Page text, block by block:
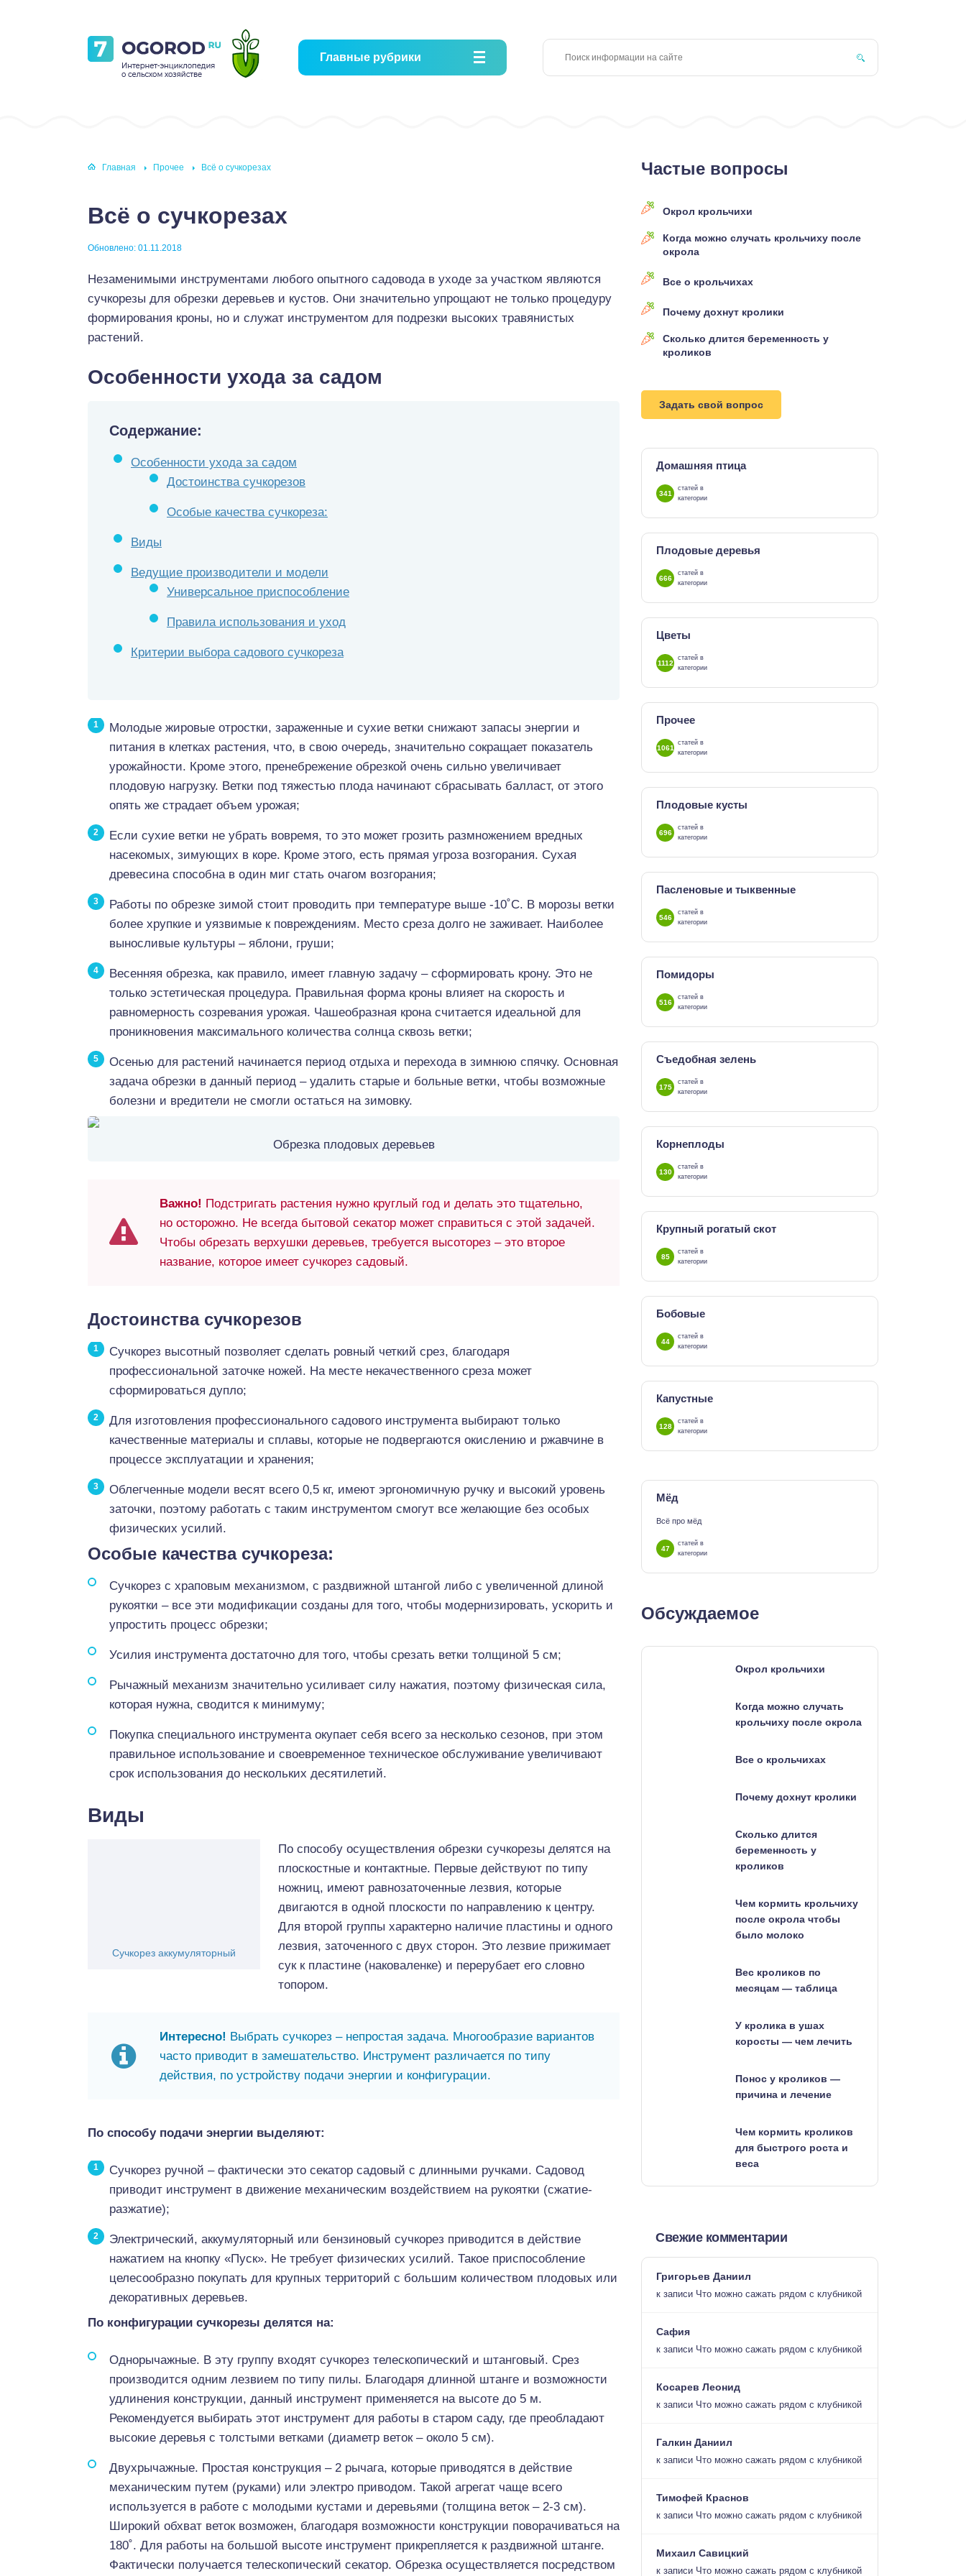
Главные рубрики
Главная Прочее Всё о сучкорезах
Всё о сучкорезах
Обновлено: 01.11.2018
Незаменимыми инструментами любого опытного садовода в уходе за участком являются
сучкорезы для обрезки деревьев и кустов. Они значительно упрощают не только процедуру
формирования кроны, но и служат инструментом для подрезки высоких травянистых
растений.
Особенности ухода за садом
Содержание:
Особенности ухода за садом
Достоинства сучкорезов
Особые качества сучкореза:
Виды
Ведущие производители и модели
Универсальное приспособление
Правила использования и уход
Критерии выбора садового сучкореза
Молодые жировые отростки, зараженные и сухие ветки снижают запасы энергии и
питания в клетках растения, что, в свою очередь, значительно сокращает показатель
урожайности. Кроме этого, пренебрежение обрезкой очень сильно увеличивает
плодовую нагрузку. Ветки под тяжестью плода начинают сбрасывать балласт, от этого
опять же страдает объем урожая;
Если сухие ветки не убрать вовремя, то это может грозить размножением вредных
насекомых, зимующих в коре. Кроме этого, есть прямая угроза возгорания. Сухая
древесина способна в один миг стать очагом возгорания;
Работы по обрезке зимой стоит проводить при температуре выше -10˚C. В морозы ветки
более хрупкие и уязвимые к повреждениям. Место среза долго не заживает. Наиболее
выносливые культуры – яблони, груши;
Весенняя обрезка, как правило, имеет главную задачу – сформировать крону. Это не
только эстетическая процедура. Правильная форма кроны влияет на скорость и
равномерность созревания урожая. Чашеобразная крона считается идеальной для
проникновения максимального количества солнца сквозь ветки;
Осенью для растений начинается период отдыха и перехода в зимнюю спячку. Основная
задача обрезки в данный период – удалить старые и больные ветки, чтобы возможные
болезни и вредители не смогли остаться на зимовку.
Обрезка плодовых деревьев
Важно! Подстригать растения нужно круглый год и делать это тщательно,
но осторожно. Не всегда бытовой секатор может справиться с этой задачей.
Чтобы обрезать верхушки деревьев, требуется высоторез – это второе
название, которое имеет сучкорез садовый.
Достоинства сучкорезов
Сучкорез высотный позволяет сделать ровный четкий срез, благодаря
профессиональной заточке ножей. На месте некачественного среза может
сформироваться дупло;
Для изготовления профессионального садового инструмента выбирают только
качественные материалы и сплавы, которые не подвергаются окислению и ржавчине в
процессе эксплуатации и хранения;
Облегченные модели весят всего 0,5 кг, имеют эргономичную ручку и высокий уровень
заточки, поэтому работать с таким инструментом смогут все желающие без особых
физических усилий.
Особые качества сучкореза:
Сучкорез с храповым механизмом, с раздвижной штангой либо с увеличенной длиной
рукоятки – все эти модификации созданы для того, чтобы модернизировать, ускорить и
упростить процесс обрезки;
Усилия инструмента достаточно для того, чтобы срезать ветки толщиной 5 см;
Рычажный механизм значительно усиливает силу нажатия, поэтому физическая сила,
которая нужна, сводится к минимуму;
Покупка специального инструмента окупает себя всего за несколько сезонов, при этом
правильное использование и своевременное техническое обслуживание увеличивают
срок использования до нескольких десятилетий.
Виды
Cучкорез аккумуляторный
По способу осуществления обрезки сучкорезы делятся на
плоскостные и контактные. Первые действуют по типу
ножниц, имеют равнозаточенные лезвия, которые
двигаются в одной плоскости по направлению к центру.
Для второй группы характерно наличие пластины и одного
лезвия, заточенного с двух сторон. Это лезвие прижимает
сук к пластине (наковаленке) и перерубает его словно
топором.
Интересно! Выбрать сучкорез – непростая задача. Многообразие вариантов
часто приводит в замешательство. Инструмент различается по типу
действия, по устройству подачи энергии и конфигурации.
По способу подачи энергии выделяют:
Сучкорез ручной – фактически это секатор садовый с длинными ручками. Садовод
приводит инструмент в движение механическим воздействием на рукоятки (сжатие-
разжатие);
Электрический, аккумуляторный или бензиновый сучкорез приводится в действие
нажатием на кнопку «Пуск». Не требует физических усилий. Такое приспособление
целесообразно покупать для крупных территорий с большим количеством плодовых или
декоративных деревьев.
По конфигурации сучкорезы делятся на:
Однорычажные. В эту группу входят сучкорез телескопический и штанговый. Срез
производится одним лезвием по типу пилы. Благодаря длинной штанге и возможности
удлинения конструкции, данный инструмент применяется на высоте до 5 м.
Рекомендуется выбирать этот инструмент для работы в старом саду, где преобладают
высокие деревья с толстыми ветками (диаметр веток – около 5 см).
Двухрычажные. Простая конструкция – 2 рычага, которые приводятся в действие
механическим путем (руками) или электро приводом. Такой агрегат чаще всего
используется в работе с молодыми кустами и деревьями (толщина веток – 2-3 см).
Широкий обхват веток возможен, благодаря возможности конструкции поворачиваться на
180˚. Для работы на большой высоте инструмент прикрепляется к раздвижной штанге.
Фактически получается телескопический секатор. Обрезка осуществляется посредством
Частые вопросы
Окрол крольчихи
Когда можно случать крольчиху после
окрола
Все о крольчихах
Почему дохнут кролики
Сколько длится беременность у
кроликов
Задать свой вопрос
Домашняя птица
341
статей в
категории
Плодовые деревья
666
статей в
категории
Цветы
1112
статей в
категории
Прочее
1061
статей в
категории
Плодовые кусты
696
статей в
категории
Пасленовые и тыквенные
546
статей в
категории
Помидоры
516
статей в
категории
Съедобная зелень
175
статей в
категории
Корнеплоды
130
статей в
категории
Крупный рогатый скот
85
статей в
категории
Бобовые
44
статей в
категории
Капустные
128
статей в
категории
Мёд
Всё про мёд
47
статей в
категории
Обсуждаемое
Окрол крольчихи
Когда можно случать
крольчиху после окрола
Все о крольчихах
Почему дохнут кролики
Сколько длится
беременность у
кроликов
Чем кормить крольчиху
после окрола чтобы
было молоко
Вес кроликов по
месяцам — таблица
У кролика в ушах
коросты — чем лечить
Понос у кроликов —
причина и лечение
Чем кормить кроликов
для быстрого роста и
веса
Свежие комментарии
Григорьев Даниил
к записи Что можно сажать рядом с клубникой
Сафия
к записи Что можно сажать рядом с клубникой
Косарев Леонид
к записи Что можно сажать рядом с клубникой
Галкин Даниил
к записи Что можно сажать рядом с клубникой
Тимофей Краснов
к записи Что можно сажать рядом с клубникой
Михаил Савицкий
к записи Что можно сажать рядом с клубникой